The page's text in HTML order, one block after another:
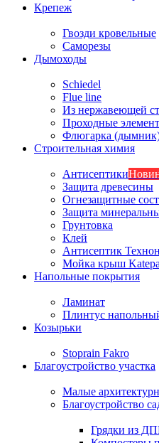
Крепеж
Гвозди кровельные
Саморезы
Дымоходы
Schiedel
Flue line
Из нержавеющей
Проходные
Флюгарка
Строительная химия
Антисептики
Защита древесины
Огнезащитные
Защита
Грунтовка
Клей
Антисептик
Мойка крыш
Напольные покрытия
Ламинат
Плинтус
Козырьки
Stoprain Fakro
Благоустройство участка
Малые
Благоустройство
Грядки из